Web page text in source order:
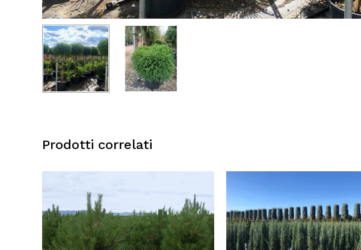
Prodotti correlati